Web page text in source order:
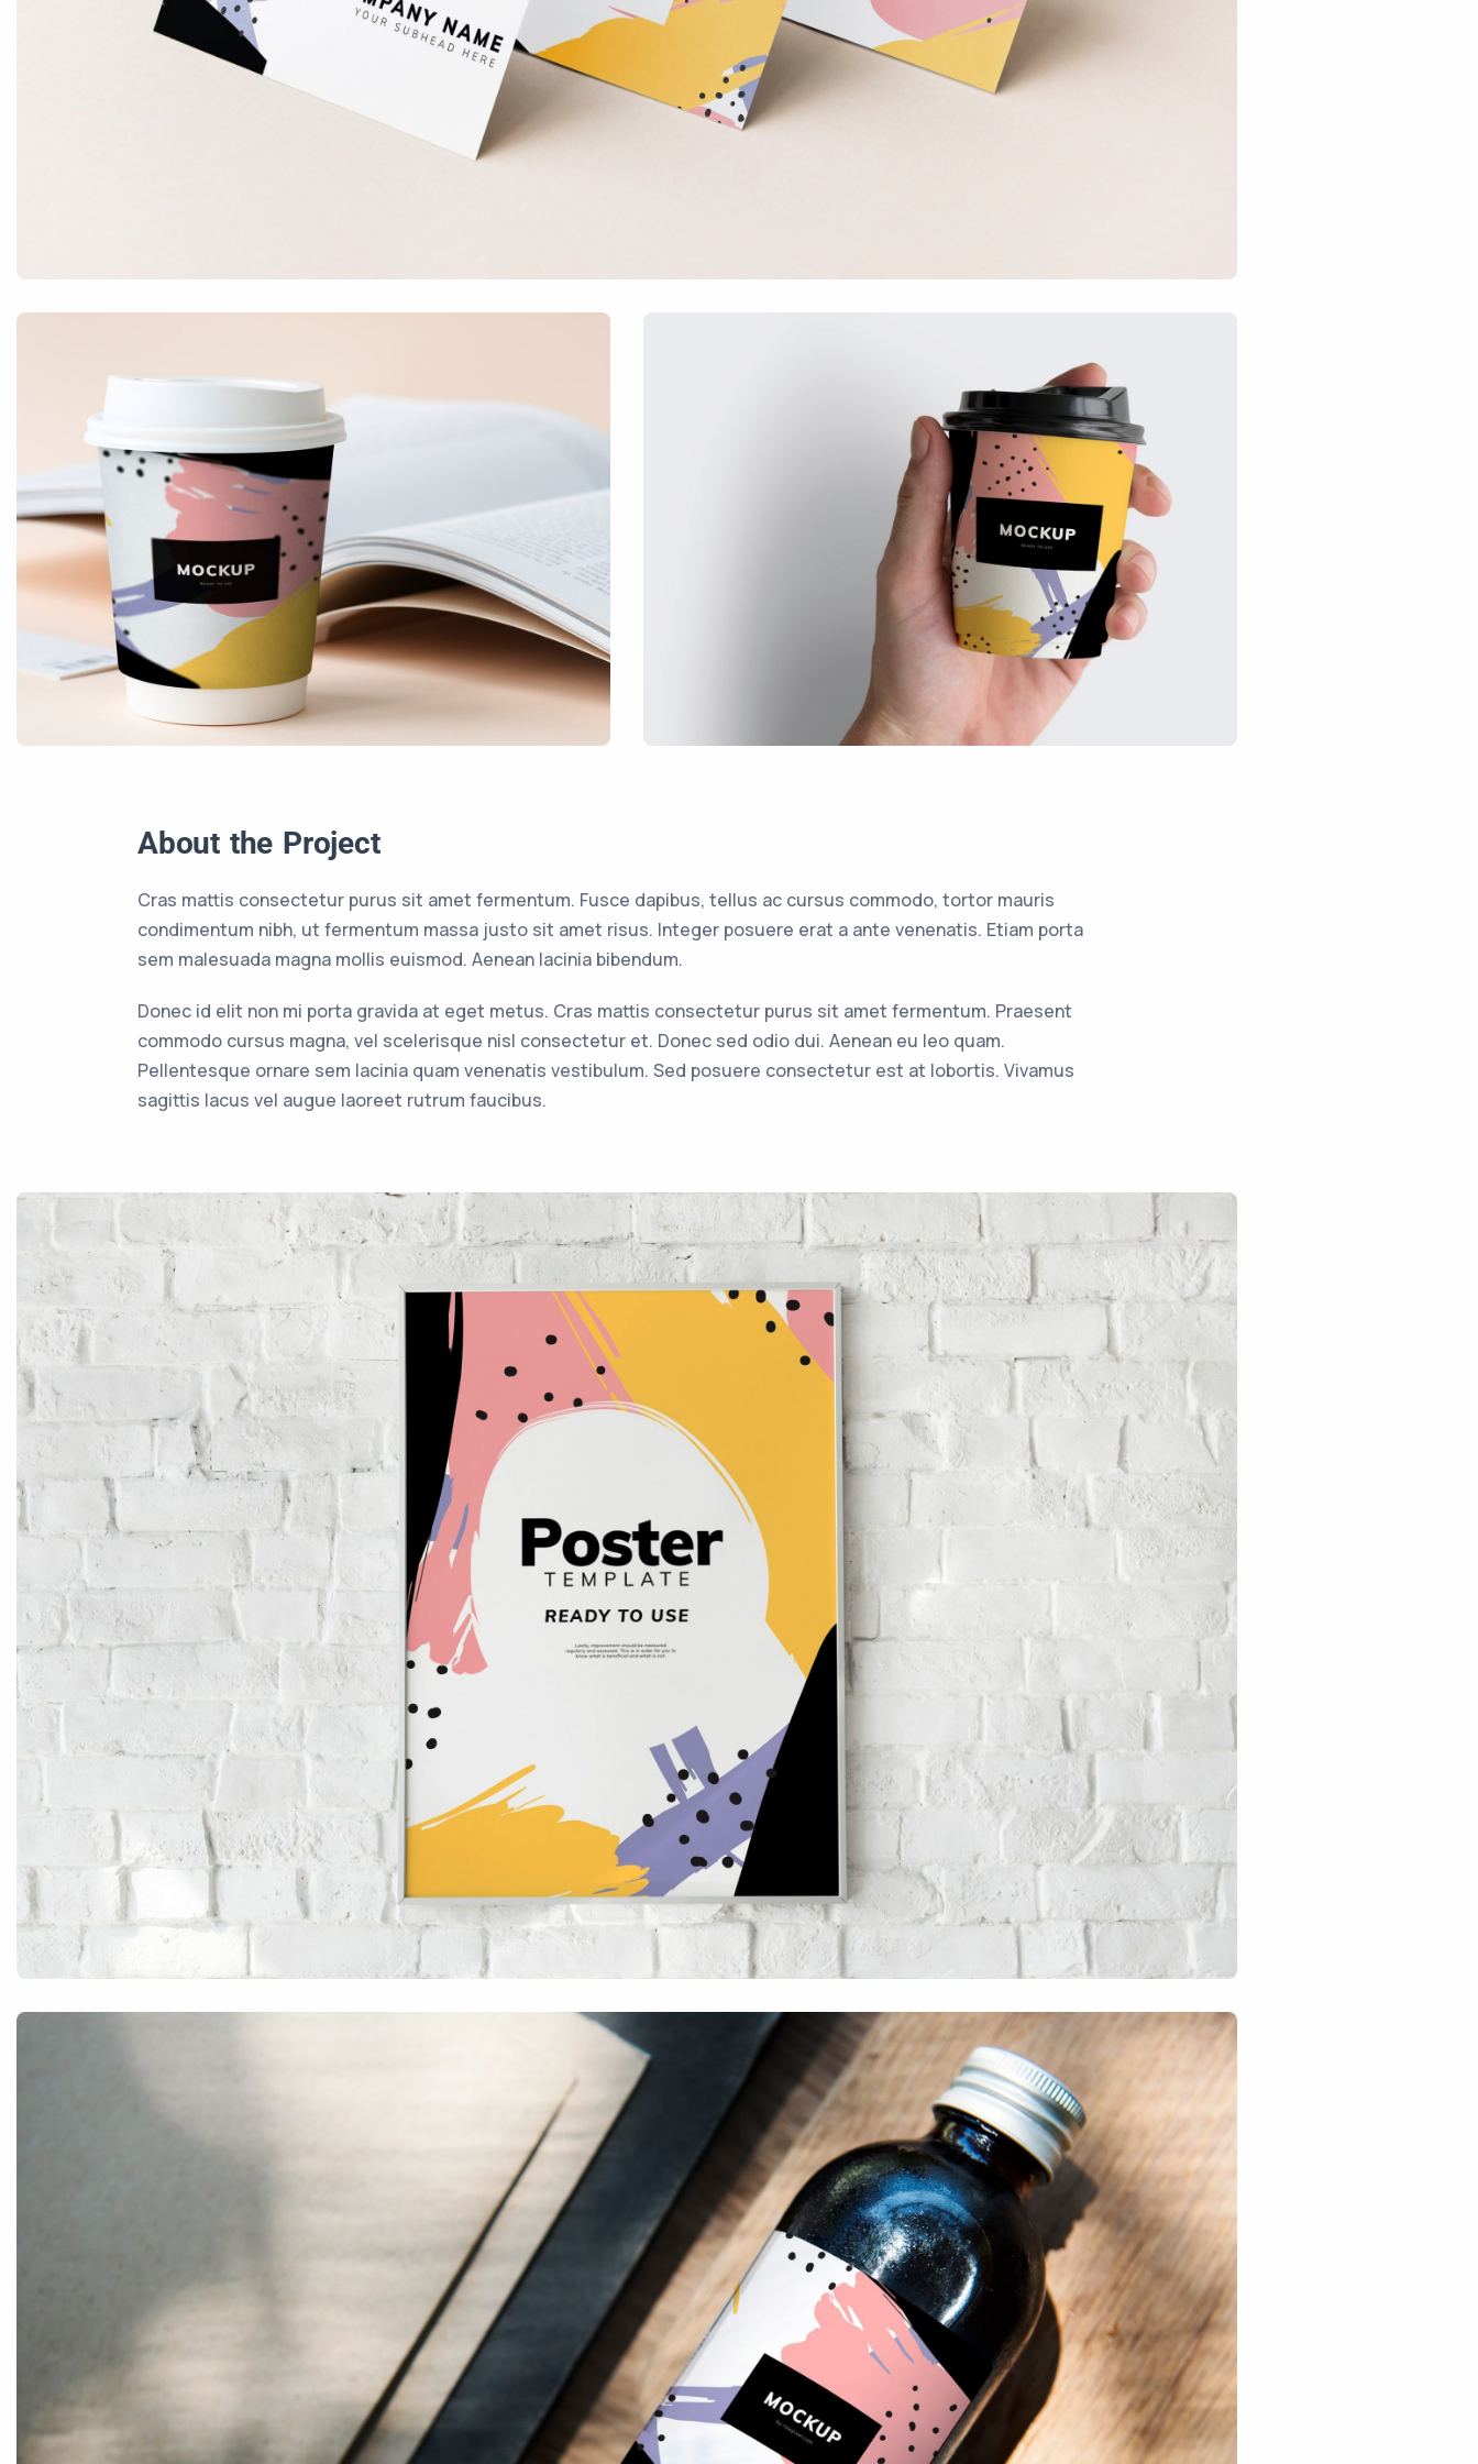
About the Project
Cras mattis consectetur purus sit amet fermentum. Fusce dapibus, tellus ac cursus commodo, tortor mauris
condimentum nibh, ut fermentum massa justo sit amet risus. Integer posuere erat a ante venenatis. Etiam porta
sem malesuada magna mollis euismod. Aenean lacinia bibendum.
Donec id elit non mi porta gravida at eget metus. Cras mattis consectetur purus sit amet fermentum. Praesent
commodo cursus magna, vel scelerisque nisl consectetur et. Donec sed odio dui. Aenean eu leo quam.
Pellentesque ornare sem lacinia quam venenatis vestibulum. Sed posuere consectetur est at lobortis. Vivamus
sagittis lacus vel augue laoreet rutrum faucibus.